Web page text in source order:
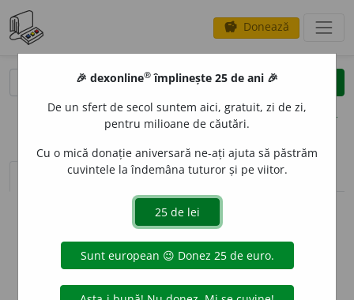
savings Donează
clear
opțiuni
sinteza definițiilor (1) definiții (14) declinări
info
Aceste definiții sunt compilate de
echipa dexonline. Definițiile
originale se află pe filadefiniții.
preferințe
🎉 dexonline® împlinește 25 de ani 🎉
De un sfert de secol suntem aici, gratuit, zi de zi,
pentru milioane de căutări.
Cu o mică donație aniversară ne-ați ajuta să păstrăm
cuvintele la îndemâna tuturor și pe viitor.